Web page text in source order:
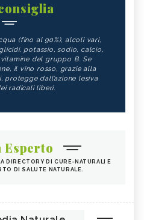
(fino al 90%), alcoli vari,
potassio, sodio, calcio,
del gruppo B. Se
il vino rosso, grazie alla
protegge dall’azione lesiva
radicali liberi.
Esperto
DIRECTORY DI CURE-NATURALI E
DI SALUTE NATURALE.